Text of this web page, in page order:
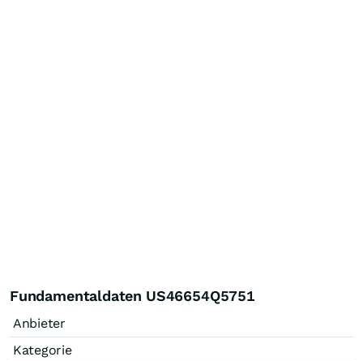
Fundamentaldaten US46654Q5751
Anbieter
Kategorie